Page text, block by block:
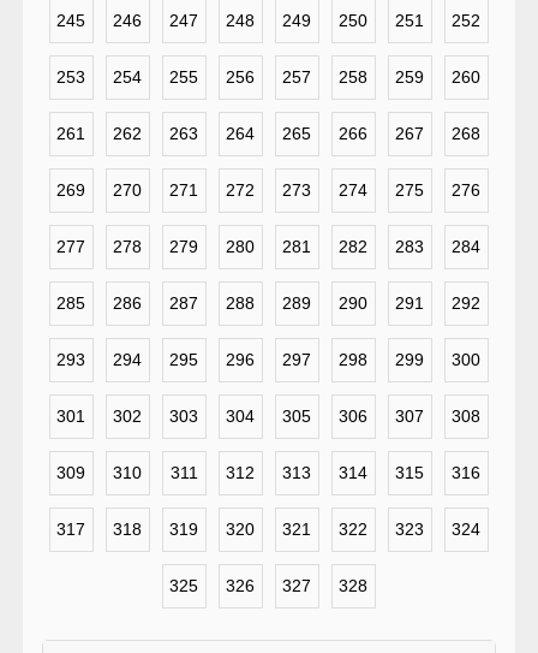
245 246 247 248 249 250 251 252
253 254 255 256 257 258 259 260
261 262 263 264 265 266 267 268
269 270 271 272 273 274 275 276
277 278 279 280 281 282 283 284
285 286 287 288 289 290 291 292
293 294 295 296 297 298 299 300
301 302 303 304 305 306 307 308
309 310 311 312 313 314 315 316
317 318 319 320 321 322 323 324
325 326 327 328